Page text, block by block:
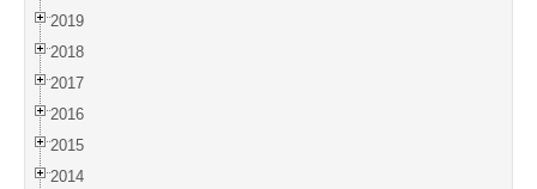
2019
2018
2017
2016
2015
2014